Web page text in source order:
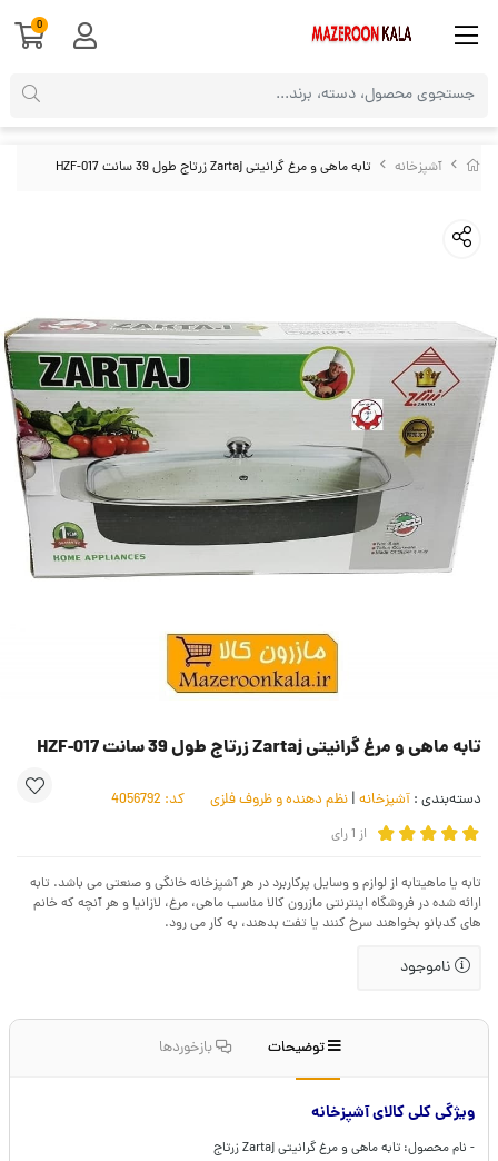
آشپزخانه تابه ماهی و مرغ گرانیتی Zartaj زرتاج طول 39 سانت HZF-017
تابه ماهی و مرغ گرانیتی Zartaj زرتاج طول 39 سانت HZF-017
دسته‌بندی : آشپزخانه | نظم دهنده و ظروف فلزی کد:
از 1رای
تابه یا ماهیتابه از لوازم و وسایل پرکاربرد در هر آشپزخانه خانگی و صنعتی می باشد. تابه
ارائه شده در فروشگاه اینترنتی مازرون کالا مناسب ماهی، مرغ، لازانیا و هر آنچه که خانم
های کدبانو بخواهند سرخ کنند یا تفت بدهند، به کار می رود.
ناموجود
توضیحات بازخوردها
ویژگی کلی کالای آشپزخانه
- نام محصول: تابه ماهی و مرغ گرانیتی Zartaj زرتاج
0